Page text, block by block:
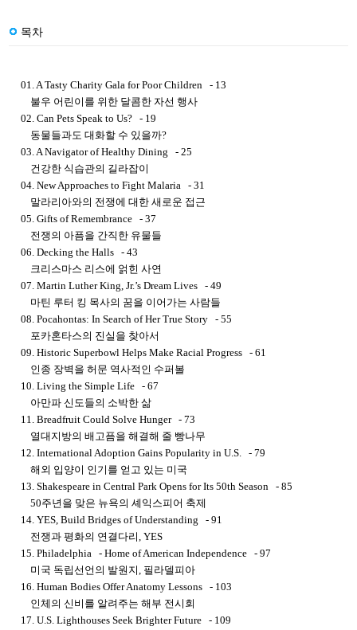
목차
01. A Tasty Charity Gala for Poor Children - 13
불우 어린이를 위한 달콤한 자선 행사
02. Can Pets Speak to Us? - 19
동물들과도 대화할 수 있을까?
03. A Navigator of Healthy Dining - 25
건강한 식습관의 길라잡이
04. New Approaches to Fight Malaria - 31
말라리아와의 전쟁에 대한 새로운 접근
05. Gifts of Remembrance - 37
전쟁의 아픔을 간직한 유물들
06. Decking the Halls - 43
크리스마스 리스에 얽힌 사연
07. Martin Luther King, Jr.’s Dream Lives - 49
마틴 루터 킹 목사의 꿈을 이어가는 사람들
08. Pocahontas: In Search of Her True Story - 55
포카혼타스의 진실을 찾아서
09. Historic Superbowl Helps Make Racial Progress - 61
인종 장벽을 허문 역사적인 수퍼볼
10. Living the Simple Life - 67
아만파 신도들의 소박한 삶
11. Breadfruit Could Solve Hunger - 73
열대지방의 배고픔을 해결해 줄 빵나무
12. International Adoption Gains Popularity in U.S. - 79
해외 입양이 인기를 얻고 있는 미국
13. Shakespeare in Central Park Opens for Its 50th Season - 85
50주년을 맞은 뉴욕의 셰익스피어 축제
14. YES, Build Bridges of Understanding - 91
전쟁과 평화의 연결다리, YES
15. Philadelphia - Home of American Independence - 97
미국 독립선언의 발원지, 필라델피아
16. Human Bodies Offer Anatomy Lessons - 103
인체의 신비를 알려주는 해부 전시회
17. U.S. Lighthouses Seek Brighter Future - 109